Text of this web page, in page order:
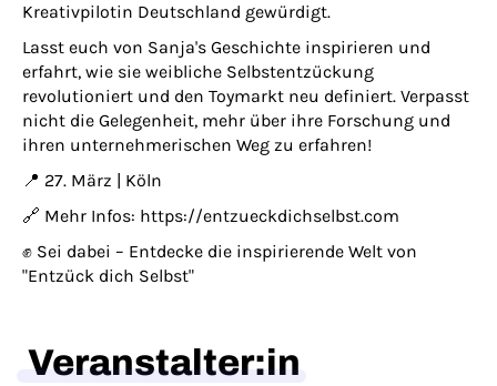
Kreativpilotin Deutschland gewürdigt.
Lasst euch von Sanja's Geschichte inspirieren und
erfahrt, wie sie weibliche Selbstentzückung
revolutioniert und den Toymarkt neu definiert. Verpasst
nicht die Gelegenheit, mehr über ihre Forschung und
ihren unternehmerischen Weg zu erfahren!
📍 27. März | Köln
🔗 Mehr Infos: https://entzueckdichselbst.com
✊ Sei dabei – Entdecke die inspirierende Welt von
"Entzück dich Selbst"
Veranstalter:in